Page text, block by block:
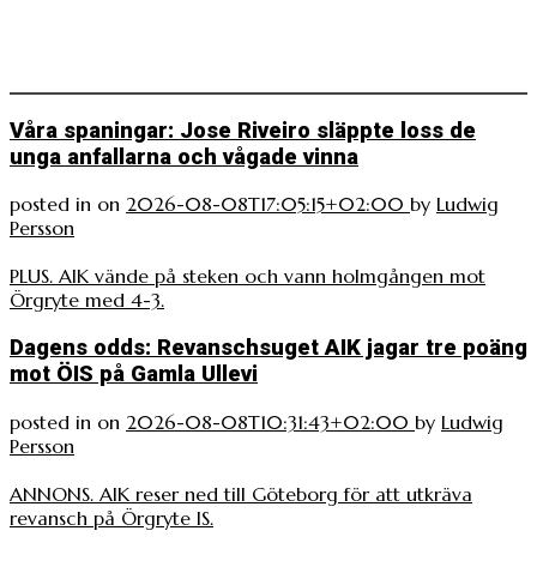
Våra spaningar: Jose Riveiro släppte loss de
unga anfallarna och vågade vinna
posted in on 2026-08-08T17:05:15+02:00 by Ludwig
Persson
PLUS. AIK vände på steken och vann holmgången mot
Örgryte med 4-3.
Dagens odds: Revanschsuget AIK jagar tre poäng
mot ÖIS på Gamla Ullevi
posted in on 2026-08-08T10:31:43+02:00 by Ludwig
Persson
ANNONS. AIK reser ned till Göteborg för att utkräva
revansch på Örgryte IS.